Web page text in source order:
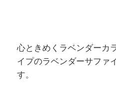
心ときめくラベンダーカ
イプのラベンダーサファ
す。